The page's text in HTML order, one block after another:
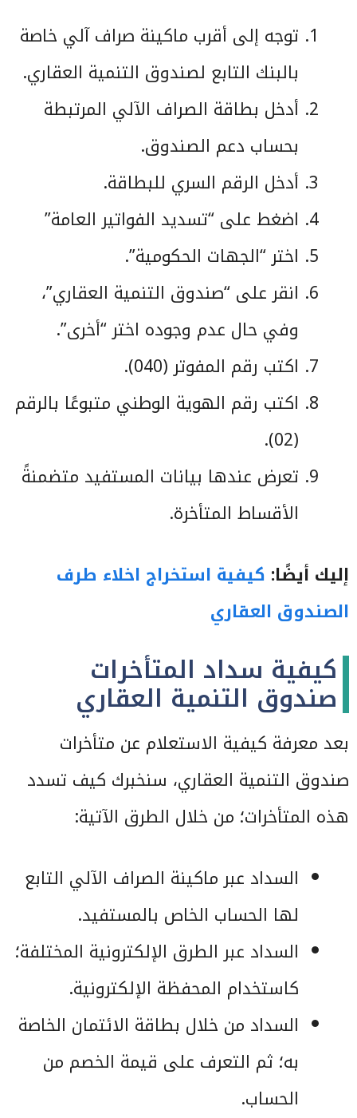
توجه إلى أقرب ماكينة صراف آلي خاصة
بالبنك التابع لصندوق التنمية العقاري.
أدخل بطاقة الصراف الآلي المرتبطة
بحساب دعم الصندوق.
أدخل الرقم السري للبطاقة.
اضغط على “تسديد الفواتير العامة”
اختر “الجهات الحكومية”.
انقر على “صندوق التنمية العقاري”،
وفي حال عدم وجوده اختر “أخرى”.
اكتب رقم المفوتر (040).
اكتب رقم الهوية الوطني متبوعًا بالرقم
(02).
تعرض عندها بيانات المستفيد متضمنةً
الأقساط المتأخرة.
إليك أيضًا: كيفية استخراج اخلاء طرف
الصندوق العقاري
كيفية سداد المتأخرات
صندوق التنمية العقاري
بعد معرفة كيفية الاستعلام عن متأخرات
صندوق التنمية العقاري، سنخبرك كيف تسدد
هذه المتأخرات؛ من خلال الطرق الآتية:
السداد عبر ماكينة الصراف الآلي التابع
لها الحساب الخاص بالمستفيد.
السداد عبر الطرق الإلكترونية المختلفة؛
كاستخدام المحفظة الإلكترونية.
السداد من خلال بطاقة الائتمان الخاصة
به؛ ثم التعرف على قيمة الخصم من
الحساب.